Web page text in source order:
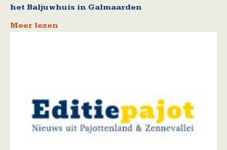
het Baljuwhuis in Galmaarden
Meer lezen